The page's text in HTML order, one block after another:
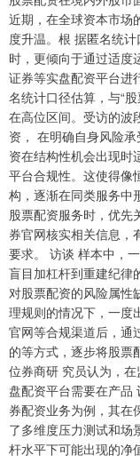
近期，在全球资本市场
度升温。根 据匿名统
时，更倾向于通过适度
证券等实盘配资平台进
名统计口径估算，与“
在高位区间。受访的波
资， 在明确自身风险
资在结构性机会出现时
平台合规性。这使得像
构，逐渐在同类服务中
股票配资服务时，优先
券官网核实相关信息，
要求。 访谈 样本中，
盲目加杠杆到重建纪律
对股票配资的风险属性
理规则的情况下，一度
官网等合规渠道后，通
的等方式，逐步将股票
位券商研 究员认为，
盘配资平台需要在产品
券配资业务为例，其在
了多维度压力测试和场
杆水平下可能出现的净
上证综指